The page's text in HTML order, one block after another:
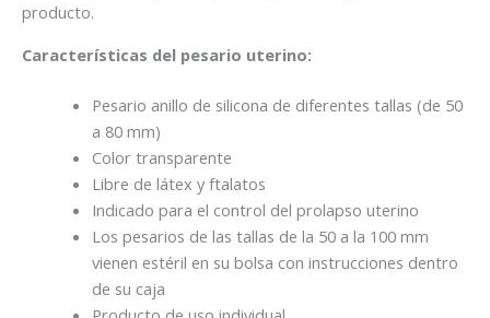
producto.
Características del pesario uterino:
Pesario anillo de silicona de diferentes tallas (de 50
a 80 mm)
Color transparente
Libre de látex y ftalatos
Indicado para el control del prolapso uterino
Los pesarios de las tallas de la 50 a la 100 mm
vienen estéril en su bolsa con instrucciones dentro
de su caja